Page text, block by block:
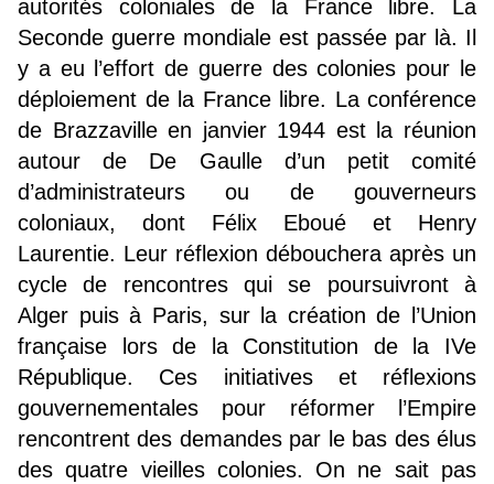
autorités coloniales de la France libre. La
Seconde guerre mondiale est passée par là. Il
y a eu l’effort de guerre des colonies pour le
déploiement de la France libre. La conférence
de Brazzaville en janvier 1944 est la réunion
autour de De Gaulle d’un petit comité
d’administrateurs ou de gouverneurs
coloniaux, dont Félix Eboué et Henry
Laurentie. Leur réflexion débouchera après un
cycle de rencontres qui se poursuivront à
Alger puis à Paris, sur la création de l’Union
française lors de la Constitution de la IVe
République. Ces initiatives et réflexions
gouvernementales pour réformer l’Empire
rencontrent des demandes par le bas des élus
des quatre vieilles colonies. On ne sait pas